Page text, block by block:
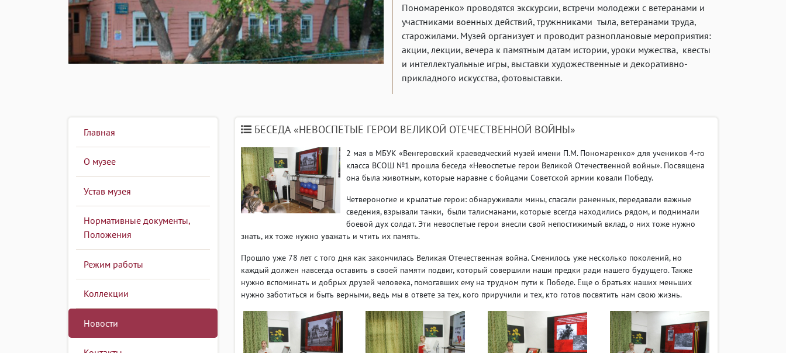
Пономаренко» проводятся экскурсии, встречи молодежи с ветеранами и
участниками военных действий, тружнниками тыла, ветеранами труда,
старожилами. Музей организует и проводит разноплановые мероприятия:
акции, лекции, вечера к памятным датам истории, уроки мужества, квесты
и интеллектуальные игры, выставки художественные и декоративно-
прикладного искусства, фотовыставки.
Главная
О музее
Устав музея
Нормативные документы,
Положения
Режим работы
Коллекции
Новости
БЕСЕДА «НЕВОСПЕТЫЕ ГЕРОИ ВЕЛИКОЙ ОТЕЧЕСТВЕННОЙ ВОЙНЫ»
2 мая в МБУК «Венгеровский краеведческий музей имени П.М. Пономаренко» для учеников 4-го
класса ВСОШ №1 прошла беседа «Невоспетые герои Великой Отечественной войны». Посвящена
она была животным, которые наравне с бойцами Советской армии ковали Победу.
Четвероногие и крылатые герои: обнаруживали мины, спасали раненных, передавали важные
сведения, взрывали танки, были талисманами, которые всегда находились рядом, и поднимали
боевой дух солдат. Эти невоспетые герои внесли свой непостижимый вклад, о них тоже нужно
знать, их тоже нужно уважать и чтить их память.
Прошло уже 78 лет с того дня как закончилась Великая Отечественная война. Сменилось уже несколько поколений, но
каждый должен навсегда оставить в своей памяти подвиг, который совершили наши предки ради нашего будущего. Также
нужно вспоминать и добрых друзей человека, помогавших ему на трудном пути к Победе. Еще о братьях наших меньших
нужно заботиться и быть верными, ведь мы в ответе за тех, кого приручили и тех, кто готов посвятить нам свою жизнь.